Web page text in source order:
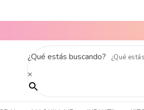
PIEL RADIANTE Y MAQUILLAJE TOP
¿Qué estás buscando?
×